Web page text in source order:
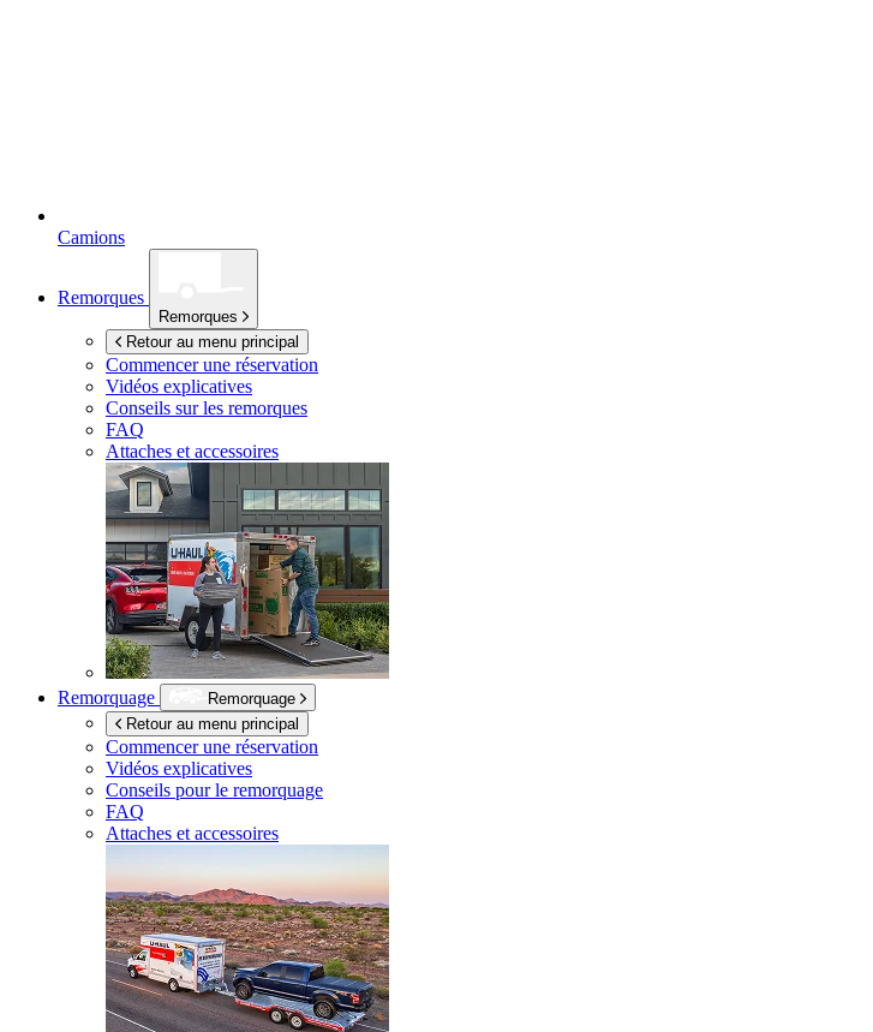
Camions
Remorques
Remorques
Retour au menu principal
Commencer une réservation
Vidéos explicatives
Conseils sur les remorques
FAQ
Attaches et accessoires
Remorquage
Remorquage
Retour au menu principal
Commencer une réservation
Vidéos explicatives
Conseils pour le remorquage
FAQ
Attaches et accessoires